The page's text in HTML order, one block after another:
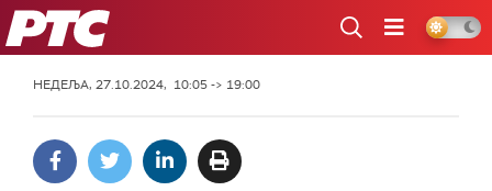
РТС
НЕДЕЉА, 27.10.2024, 10:05 -> 19:00